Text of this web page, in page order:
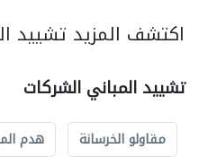
اكتشف المزيد تشييد
تشييد المباني الشركات
مقاولو الخرسانة هدم